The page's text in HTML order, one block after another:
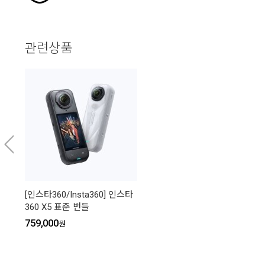
관련상품
[인스타360/Insta360] 인스타
360 X5 표준 번들
759,000원